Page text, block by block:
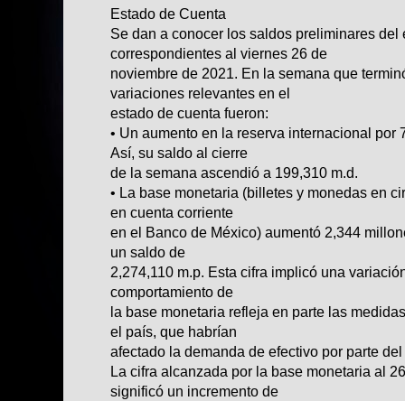
Estado de Cuenta
Se dan a conocer los saldos preliminares del
correspondientes al viernes 26 de
noviembre de 2021. En la semana que
variaciones relevantes en el
estado de cuenta fueron:
• Un aumento en la reserva internacional por
Así, su saldo al cierre
de la semana ascendió a 199,310 m.d.
• La base monetaria (billetes y monedas en
en cuenta corriente
en el Banco de México) aumentó 2,344
un saldo de
2,274,110 m.p. Esta cifra implicó una
comportamiento de
la base monetaria refleja en parte las
el país, que habrían
afectado la demanda de efectivo por parte
La cifra alcanzada por la base monetaria al
significó un incremento de